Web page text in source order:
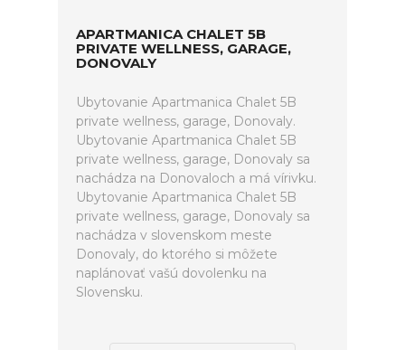
APARTMANICA CHALET 5B
PRIVATE WELLNESS, GARAGE,
DONOVALY
Ubytovanie Apartmanica Chalet 5B
private wellness, garage, Donovaly.
Ubytovanie Apartmanica Chalet 5B
private wellness, garage, Donovaly sa
nachádza na Donovaloch a má vírivku.
Ubytovanie Apartmanica Chalet 5B
private wellness, garage, Donovaly sa
nachádza v slovenskom meste
Donovaly, do ktorého si môžete
naplánovať vašú dovolenku na
Slovensku.